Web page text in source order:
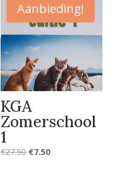
Aanbieding!
KGA
Zomerschool
1
€27.50 Oorspronkelijke
€7.50Huidige